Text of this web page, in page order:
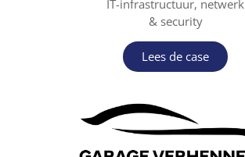
IT-infrastructuur, netwerk
& security
Lees de case